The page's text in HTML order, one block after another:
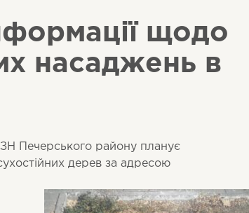
щодо
насаджень в
Печерського району планує
дерев за адресою